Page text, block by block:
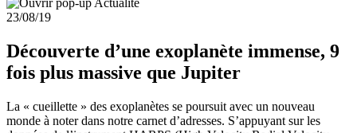
23/08/19
Découverte d’une exoplanète immense, 9
fois plus massive que Jupiter
La « cueillette » des exoplanètes se poursuit avec un nouveau
monde à noter dans notre carnet d’adresses. S’appuyant sur les